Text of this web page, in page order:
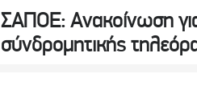
ΣΑΠΟΕ: Ανακοίνωση
σύνδρομητικής